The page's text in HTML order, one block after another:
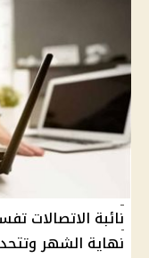
نائبة الاتصالات
نهاية الشهر